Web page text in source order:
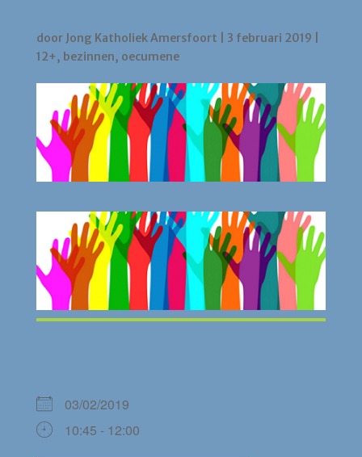
door Jong Katholiek Amersfoort 3 februari 2019
12+, bezinnen, oecumene
03/02/2019
10:45 - 12:00